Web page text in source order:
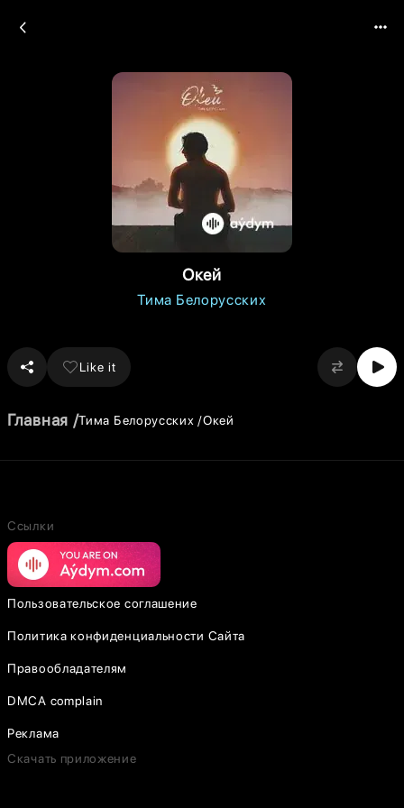
Окей
Тима Белорусских
Like it
Главная Тима Белорусских Окей
Ссылки
Пользовательское соглашение
Политика конфиденциальности Сайта
Правообладателям
DMCA complain
Реклама
Скачать приложение